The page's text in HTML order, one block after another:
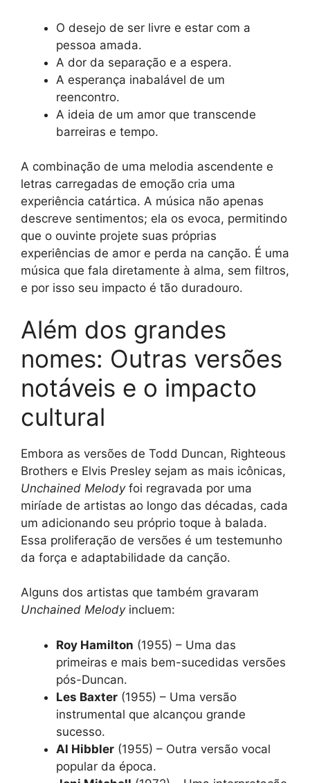
O desejo de ser livre e estar com a
pessoa amada.
A dor da separação e a espera.
A esperança inabalável de um
reencontro.
A ideia de um amor que transcende
barreiras e tempo.
A combinação de uma melodia ascendente e
letras carregadas de emoção cria uma
experiência catártica. A música não apenas
descreve sentimentos; ela os evoca, permitindo
que o ouvinte projete suas próprias
experiências de amor e perda na canção. É uma
música que fala diretamente à alma, sem filtros,
e por isso seu impacto é tão duradouro.
Além dos grandes
nomes: Outras versões
notáveis e o impacto
cultural
Embora as versões de Todd Duncan, Righteous
Brothers e Elvis Presley sejam as mais icônicas,
Unchained Melodyfoi regravada por uma
miríade de artistas ao longo das décadas, cada
um adicionando seu próprio toque à balada.
Essa proliferação de versões é um testemunho
da força e adaptabilidade da canção.
Alguns dos artistas que também gravaram
Unchained Melodyincluem:
Roy Hamilton (1955) – Uma das
primeiras e mais bem-sucedidas versões
pós-Duncan.
Les Baxter (1955) – Uma versão
instrumental que alcançou grande
sucesso.
Al Hibbler (1955) – Outra versão vocal
popular da época.